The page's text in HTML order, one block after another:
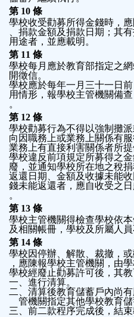
第 10 條
學校收受勸募所得金錢時，
、捐款金額及捐款日期；其
用途者，並應載明。
第 11 條
學校每月應於教育部指定之
開徵信。
學校應於每年一月三十一日
用情形，報學校主管機關備
。
第 12 條
學校勸募行為不得以強制攤
向因職務上或業務上關係有
業務上有直接利害關係者所提
學校違反前項規定所募得之
廢，並通知學校所在地之稅
返還日期、金額及收據未能
錢未能返還者，應自收受之
。
第 13 條
學校主管機關得檢查學校依
及相關帳冊，學校及所屬人
第 14 條
學校因停辦、解散、裁撤，
，應陳報學校主管機關，由
學校經廢止勸募許可後，其
一、進行清算。
二、清算後教育儲蓄戶內尚
管機關指定其他學校教育儲
三、前二款程序完成後，結束